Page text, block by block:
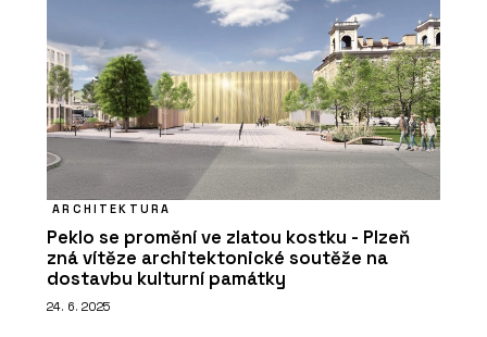
ARCHITEKTURA
Peklo se promění ve zlatou kostku - Plzeň
zná vítěze architektonické soutěže na
dostavbu kulturní památky
24. 6. 2025